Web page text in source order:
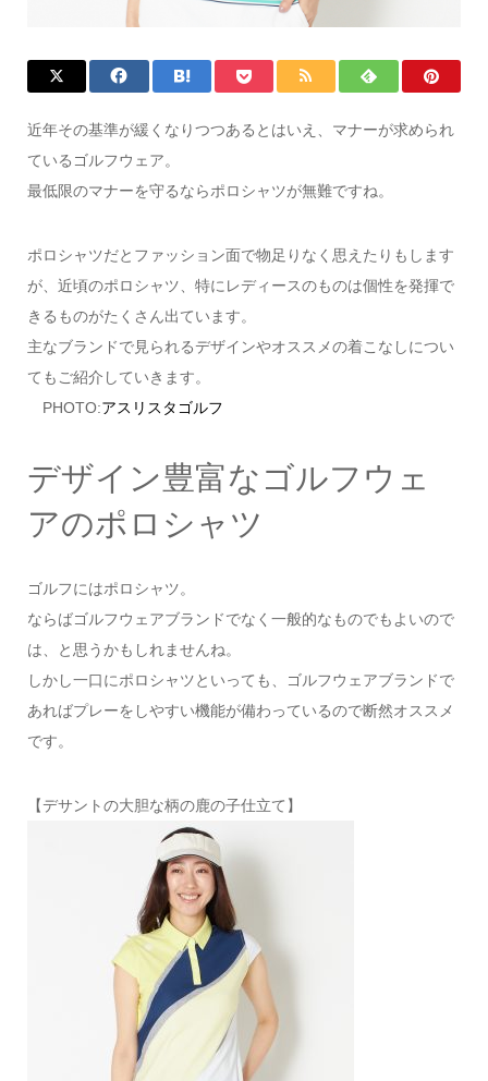
近年その基準が緩くなりつつあるとはいえ、マナーが求められ
ているゴルフウェア。
最低限のマナーを守るならポロシャツが無難ですね。
ポロシャツだとファッション面で物足りなく思えたりもします
が、近頃のポロシャツ、特にレディースのものは個性を発揮で
きるものがたくさん出ています。
主なブランドで見られるデザインやオススメの着こなしについ
てもご紹介していきます。
PHOTO:アスリスタゴルフ
デザイン豊富なゴルフウェ
アのポロシャツ
ゴルフにはポロシャツ。
ならばゴルフウェアブランドでなく一般的なものでもよいので
は、と思うかもしれませんね。
しかし一口にポロシャツといっても、ゴルフウェアブランドで
あればプレーをしやすい機能が備わっているので断然オススメ
です。
【デサントの大胆な柄の鹿の子仕立て】